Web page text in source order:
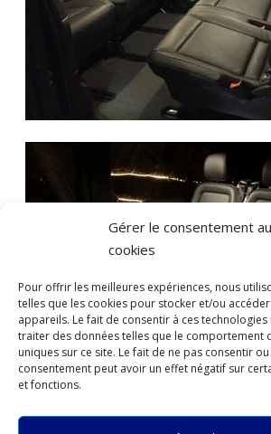
Gérer le consentement
cookies
Pour offrir les meilleures expériences, nous
telles que les cookies pour stocker et/ou
appareils. Le fait de consentir à ces
traiter des données telles que le comportement
uniques sur ce site. Le fait de ne pas consentir
consentement peut avoir un effet négatif sur
et fonctions.